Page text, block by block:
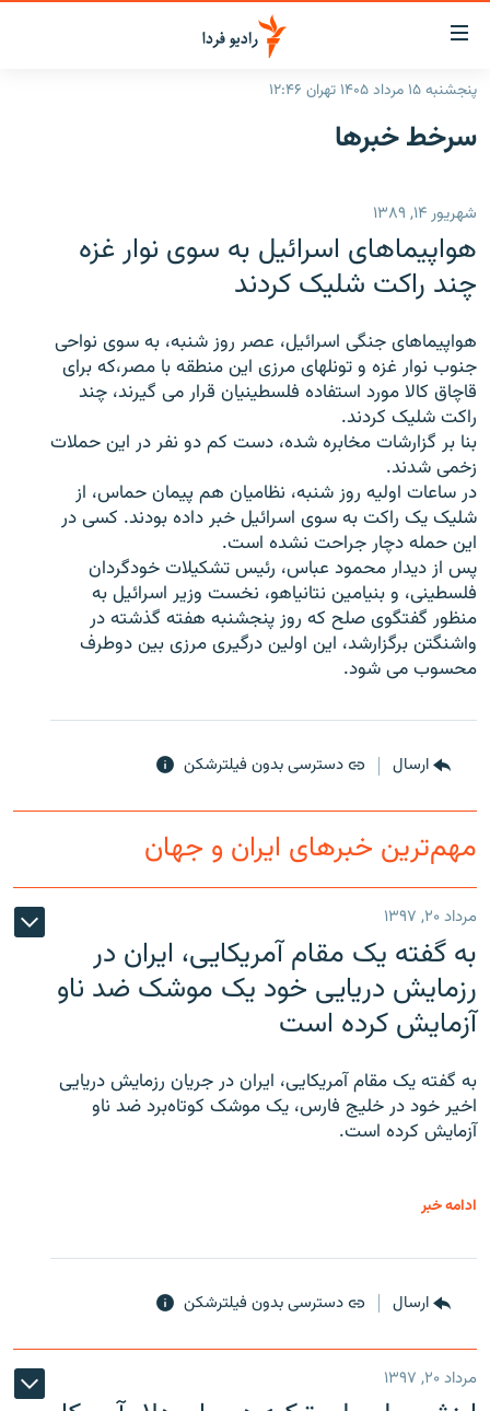
لینک‌های
قابلیت
دسترسی
بازگشت
اصلی
رفتن
صفحه
ایران
رادیو
انتخاب کنید و بشنوید
فرکانس‌ها
پادکست
گزارش‌های تصویری
گزارش‌های ویدئویی
زنان فردا
English
به ما بپیوندید
زبان‌های دیگر
پنجشنبه ۱۵ مرداد ۱۴۰۵ تهران ۱۲:۴۶
سرخط‌ خبرها
شهریور ۱۴, ۱۳۸۹
هواپیماهای اسرائیل به سوی نوار غزه
چند راکت شلیک کردند
هواپیماهای جنگی اسرائیل، عصر روز شنبه، به سوی نواحی
جنوب نوار غزه و تونلهای مرزی این منطقه با مصر،که برای
قاچاق کالا مورد استفاده فلسطینیان قرار می گیرند، چند
راکت شلیک کردند.
بنا بر گزارشات مخابره شده، دست کم دو نفر در این حملات
زخمی شدند.
در ساعات اولیه روز شنبه، نظامیان هم پیمان حماس، از
شلیک یک راکت به سوی اسرائیل خبر داده بودند. کسی در
این حمله دچار جراحت نشده است.
پس از دیدار محمود عباس، رئیس تشکیلات خودگردان
فلسطینی، و بنیامین نتانیاهو، نخست وزیر اسرائیل به
منظور گفتگوی صلح که روز پنجشنبه هفته گذشته در
واشنگتن برگزارشد، این اولین درگیری مرزی بین دوطرف
محسوب می شود.
ارسال دسترسی بدون فیلترشکن
مهم‌ترین خبرهای ایران و جهان
مرداد ۲۰, ۱۳۹۷
به گفته یک مقام آمریکایی، ایران در
رزمایش دریایی خود یک موشک ضد ناو
آزمایش کرده است
به گفته یک مقام آمریکایی، ایران در جریان رزمایش دریایی
اخیر خود در خلیج فارس، یک موشک کوتاه‌برد ضد ناو
آزمایش کرده است.
ادامه خبر
ارسال دسترسی بدون فیلترشکن
مرداد ۲۰, ۱۳۹۷